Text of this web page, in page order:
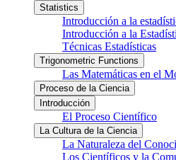
Statistics
Introducción a la
Introducción a la
Técnicas Estadísticas
Trigonometric Functions
Las Matemáticas en el
Proceso de la Ciencia
Introducción
El Proceso Científico
La Cultura de la Ciencia
La Naturaleza del
Los Científicos y la